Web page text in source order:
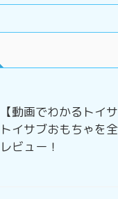
【動画でわかるトイ
トイサブおもちゃを
レビュー！